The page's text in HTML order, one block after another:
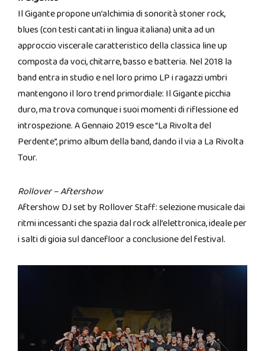
Il Gigante propone un’alchimia di sonorità stoner rock,
blues (con testi cantati in lingua italiana) unita ad un
approccio viscerale caratteristico della classica line up
composta da voci, chitarre, basso e batteria. Nel 2018 la
band entra in studio e nel loro primo LP i ragazzi umbri
mantengono il loro trend primordiale: Il Gigante picchia
duro, ma trova comunque i suoi momenti di riflessione ed
introspezione. A Gennaio 2019 esce “La Rivolta del
Perdente”, primo album della band, dando il via a La Rivolta
Tour.
Rollover – Aftershow
Aftershow DJ set by Rollover Staff: selezione musicale dai
ritmi incessanti che spazia dal rock all’elettronica, ideale per
i salti di gioia sul dancefloor a conclusione del festival.